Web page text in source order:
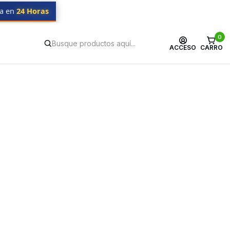
ACCESO
0
CARRO
en 24 Horas